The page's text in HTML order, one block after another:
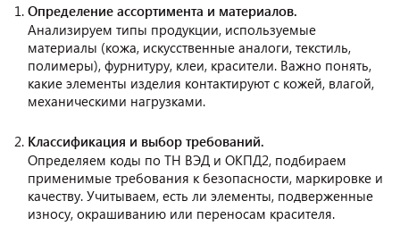
Определение ассортимента и материалов.
Анализируем типы продукции, используемые
материалы (кожа, искусственные аналоги, текстиль,
полимеры), фурнитуру, клеи, красители. Важно понять,
какие элементы изделия контактируют с кожей, влагой,
механическими нагрузками.
Классификация и выбор требований.
Определяем коды по ТН ВЭД и ОКПД2, подбираем
применимые требования к безопасности, маркировке и
качеству. Учитываем, есть ли элементы, подверженные
износу, окрашиванию или переносам красителя.